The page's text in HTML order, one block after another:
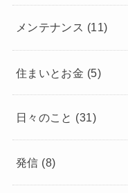
メンテナンス (11)
住まいとお金 (5)
日々のこと (31)
発信 (8)